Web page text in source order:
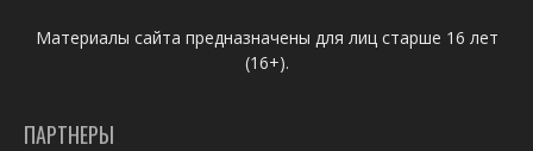
Материалы сайта предназначены для лиц старше 16 лет
(16+).
ПАРТНЕРЫ